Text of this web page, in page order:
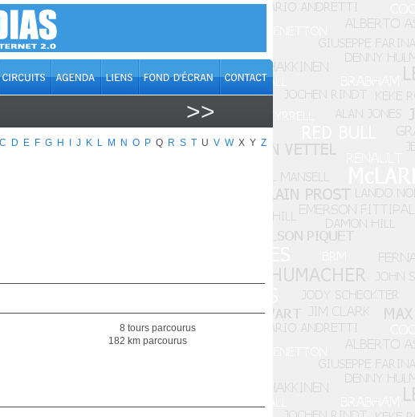
>>
C D E F G H J K L M N O P Q R S T U V W X Y Z
8 tours parcourus
182 km parcourus